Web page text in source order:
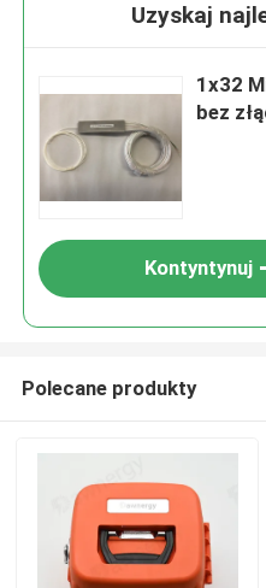
Uzyskaj
1x32
bez
Kontyntynuj
Polecane produkty